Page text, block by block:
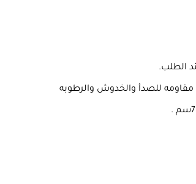
الطلب.